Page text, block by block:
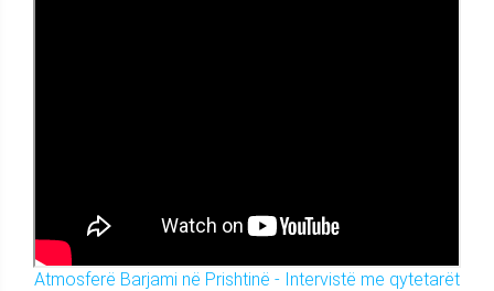
Atmosferë Barjami në Prishtinë - Intervistë me qytetarët